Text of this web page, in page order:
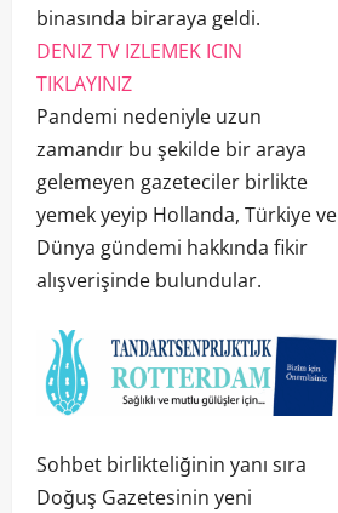
binasında biraraya geldi.
DENIZ TV IZLEMEK ICIN
TIKLAYINIZ
Pandemi nedeniyle uzun
zamandır bu şekilde bir araya
gelemeyen gazeteciler birlikte
yemek yeyip Hollanda, Türkiye ve
Dünya gündemi hakkında fikir
alışverişinde bulundular.
Sohbet birlikteliğinin yanı sıra
Doğuş Gazetesinin yeni